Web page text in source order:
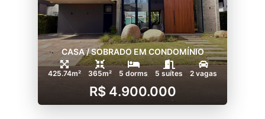
CASA / SOBRADO EM CONDOMÍNIO
425.74m² 365m² 5 dorms 5 suítes 2 vagas
R$ 4.900.000